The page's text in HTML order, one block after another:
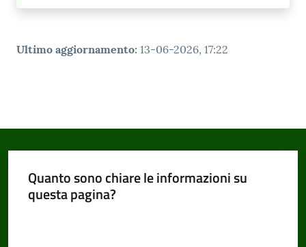
Ultimo aggiornamento: 13-06-2026, 17:22
Quanto sono chiare le informazioni su
questa pagina?